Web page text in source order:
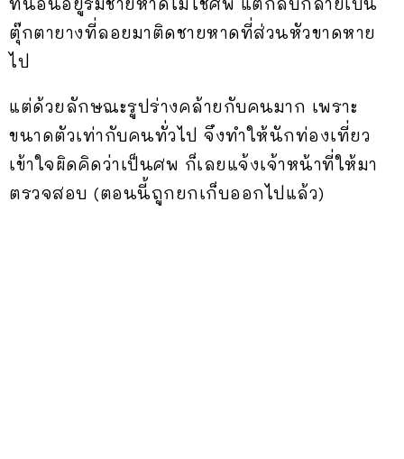
ตุ๊กตายางที่ลอยมาติดชายหาดที่ส่วนหัวขาดหาย
ไป
แต่ด้วยลักษณะรูปร่างคล้ายกับคนมาก เพราะ
ขนาดตัวเท่ากับคนทั่วไป จึงทำให้นักท่องเที่ยว
เข้าใจผิดคิดว่าเป็นศพ ก็เลยแจ้งเจ้าหน้าที่ให้มา
ตรวจสอบ (ตอนนี้ถูกยกเก็บออกไปแล้ว)